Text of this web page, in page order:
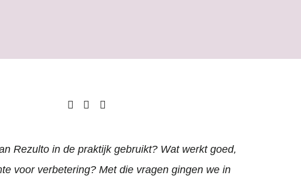
Rezulto in de praktijk gebruikt? Wat werkt goed,
voor verbetering? Met die vragen gingen we in